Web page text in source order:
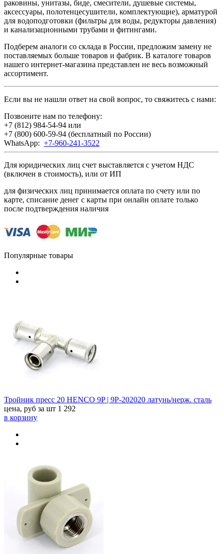
раковины, унитазы, биде, смесители, душевые системы,
аксессуары, полотенцесушители, комплектующие), арматурой
для водоподготовки (фильтры для воды, редукторы давления)
и канализационными трубами и фитингами.
Подберем аналоги со склада в России, предложим замену не
поставляемых больше товаров и фабрик. В каталоге товаров
нашего интернет-магазина представлен не весь возможный
ассортимент.
Если вы не нашли ответ на свой вопрос, то свяжитесь с нами:
Позвоните нам по телефону:
+7 (812) 984-54-94 или
+7 (800) 600-59-94 (бесплатный по России)
WhatsApp: +7-960-241-3522
Для юридических лиц счет выставляется с учетом НДС
(включен в стоимость), или от ИП
для физических лиц принимается оплата по счету или по
карте, списание денег с карты при онлайн оплате только
после подтверждения наличия
Популярные товары
Тройник пресс 20 HENCO 9P | 9P-202020 латунь/нерж. сталь
цена, руб за шт 1 292
в корзину